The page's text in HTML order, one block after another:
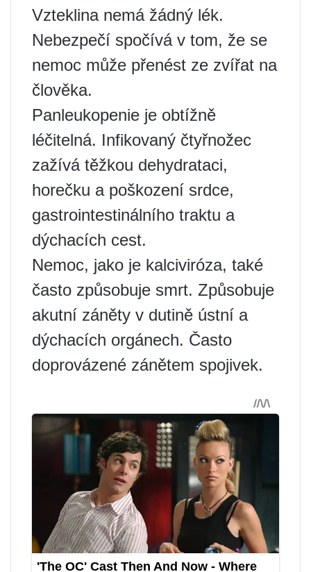
Vzteklina nemá žádný lék.
Nebezpečí spočívá v tom, že se
nemoc může přenést ze zvířat na
člověka.
Panleukopenie je obtížně
léčitelná. Infikovaný čtyřnožec
zažívá těžkou dehydrataci,
horečku a poškození srdce,
gastrointestinálního traktu a
dýchacích cest.
Nemoc, jako je kalciviróza, také
často způsobuje smrt. Způsobuje
akutní záněty v dutině ústní a
dýchacích orgánech. Často
doprovázené zánětem spojivek.